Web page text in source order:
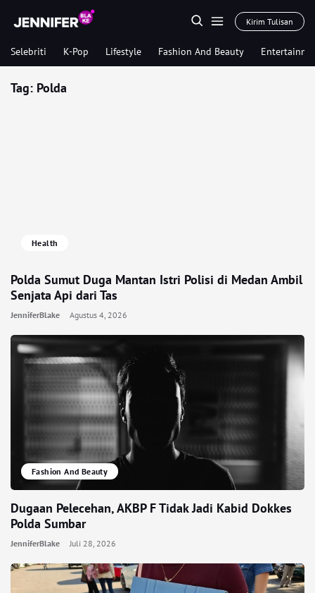
Kirim Tulisan
Selebriti K-Pop Lifestyle Fashion And Beauty
Tag: Polda
Health
Polda Sumut Duga Mantan Istri Polisi di Medan Ambil
Senjata Api dari Tas
JenniferBlake Agustus 4, 2026
Fashion And Beauty
Dugaan Pelecehan, AKBP F Tidak Jadi Kabid Dokkes
Polda Sumbar
JenniferBlake Juli 28, 2026